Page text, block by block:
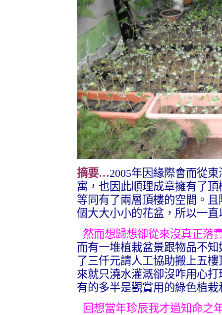
摘要…2005年因緣際會而從
寓，也因此順理成章擁有了
等同有了兩層頂樓的空間。
個大大小小的花盆，所以一
然而想歸想卻從來沒真正落
而有一堆植栽盆景跟物品不
了三仟元請人工協助搬上五
來就只澆水灌溉卻沒咋用心
有的多半是觀賞用的綠色植栽
回想當年珍辰我才過知命之